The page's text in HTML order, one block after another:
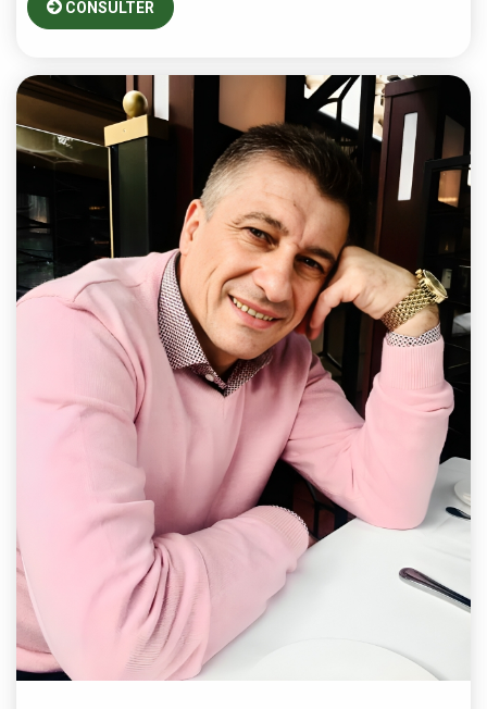
CONSULTER